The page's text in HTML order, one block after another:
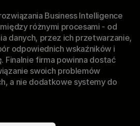
Business Intelligence
różnymi procesami - od
danych, przez ich przetwarzanie,
odpowiednich wskaźników i
Finalnie firma powinna dostać
swoich problemów
a nie dodatkowe systemy do